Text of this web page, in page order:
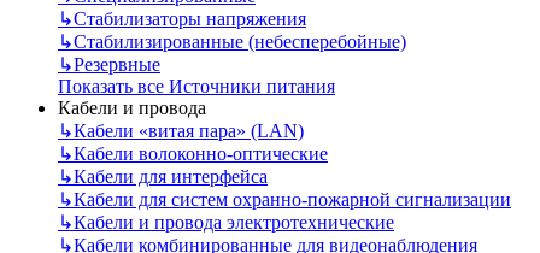
↳Стабилизаторы напряжения
↳Стабилизированные (небесперебойные)
↳Резервные
Показать все Источники питания
Кабели и провода
↳Кабели «витая пара» (LAN)
↳Кабели волоконно-оптические
↳Кабели для интерфейса
↳Кабели для систем охранно-пожарной сигнализации
↳Кабели и провода электротехнические
↳Кабели комбинированные для видеонаблюдения